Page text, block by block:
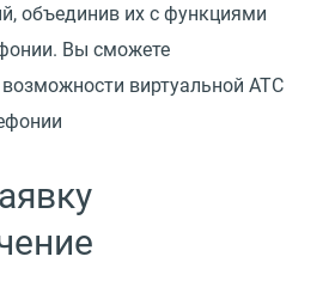
объединив их с функциями
Вы сможете
возможности виртуальной АТС